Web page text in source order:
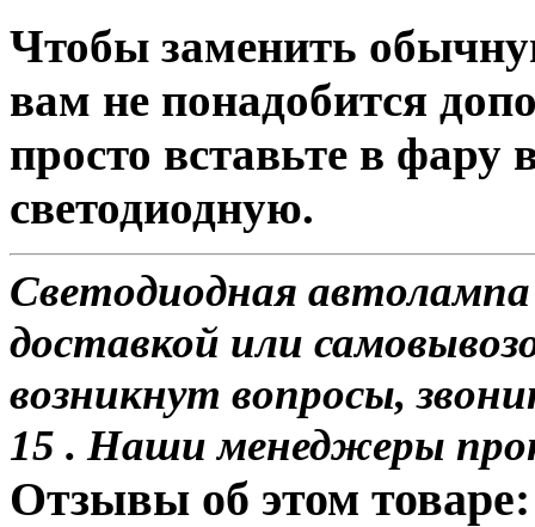
Чтобы заменить
вам не понадобится
просто вставьте в
светодиодную.
Светодиодная
доставкой или
возникнут вопросы,
15 . Наши менеджеры
Отзывы об этом товаре: